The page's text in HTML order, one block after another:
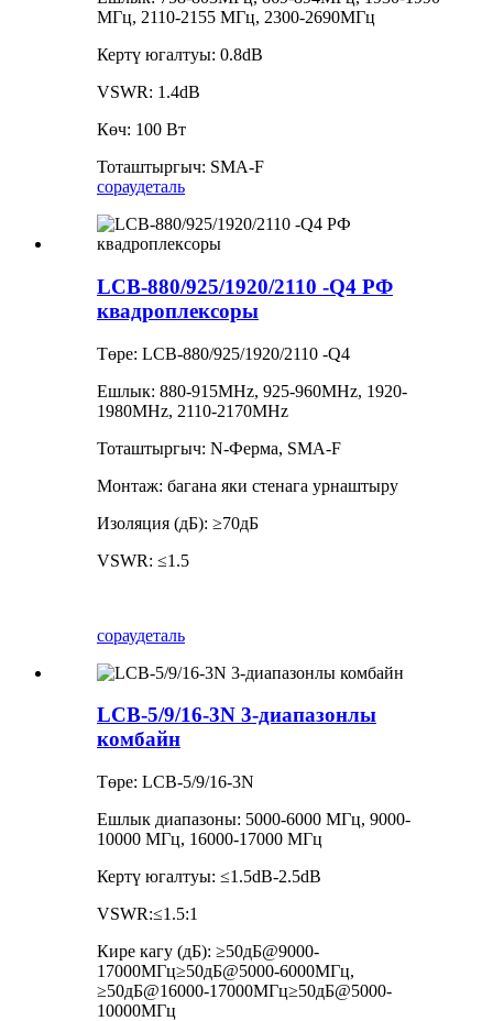
МГц, 2110-2155 МГц, 2300-2690МГц
Кертү югалтуы: 0.8dB
VSWR: 1.4dB
Көч: 100 Вт
Тоташтыргыч: SMA-F
сораудеталь
LCB-880/925/1920/2110 -Q4 РФ
квадроплексоры
Төре: LCB-880/925/1920/2110 -Q4
Ешлык: 880-915MHz, 925-960MHz, 1920-
1980MHz, 2110-2170MHz
Тоташтыргыч: N-Ферма, SMA-F
Монтаж: багана яки стенага урнаштыру
Изоляция (дБ): ≥70дБ
VSWR: ≤1.5
сораудеталь
LCB-5/9/16-3N 3-диапазонлы
комбайн
Төре: LCB-5/9/16-3N
Ешлык диапазоны: 5000-6000 МГц, 9000-
10000 МГц, 16000-17000 МГц
Кертү югалтуы: ≤1.5dB-2.5dB
VSWR:≤1.5:1
Кире кагу (дБ): ≥50дБ@9000-
17000МГц≥50дБ@5000-6000МГц,
≥50дБ@16000-17000МГц≥50дБ@5000-
10000МГц